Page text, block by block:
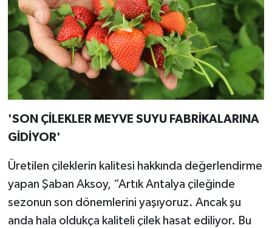
'SON ÇİLEKLER MEYVE SUYU FABRİKALARINA
GİDİYOR'
Üretilen çileklerin kalitesi hakkında değerlendirme
yapan Şaban Aksoy, “Artık Antalya çileğinde
sezonun son dönemlerini yaşıyoruz. Ancak şu
anda hala oldukça kaliteli çilek hasat ediliyor. Bu